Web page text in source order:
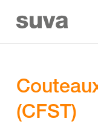
(CFST)